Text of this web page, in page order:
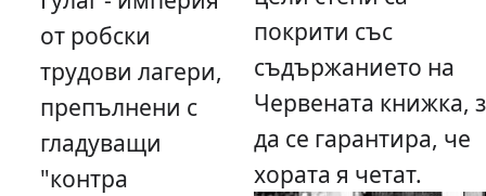
от робски
трудови лагери,
препълнени с
гладуващи
"контра
покрити със
съдържанието на
Червената книжка,
да се гарантира, че
хората я четат.